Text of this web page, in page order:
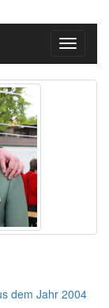
Toggle